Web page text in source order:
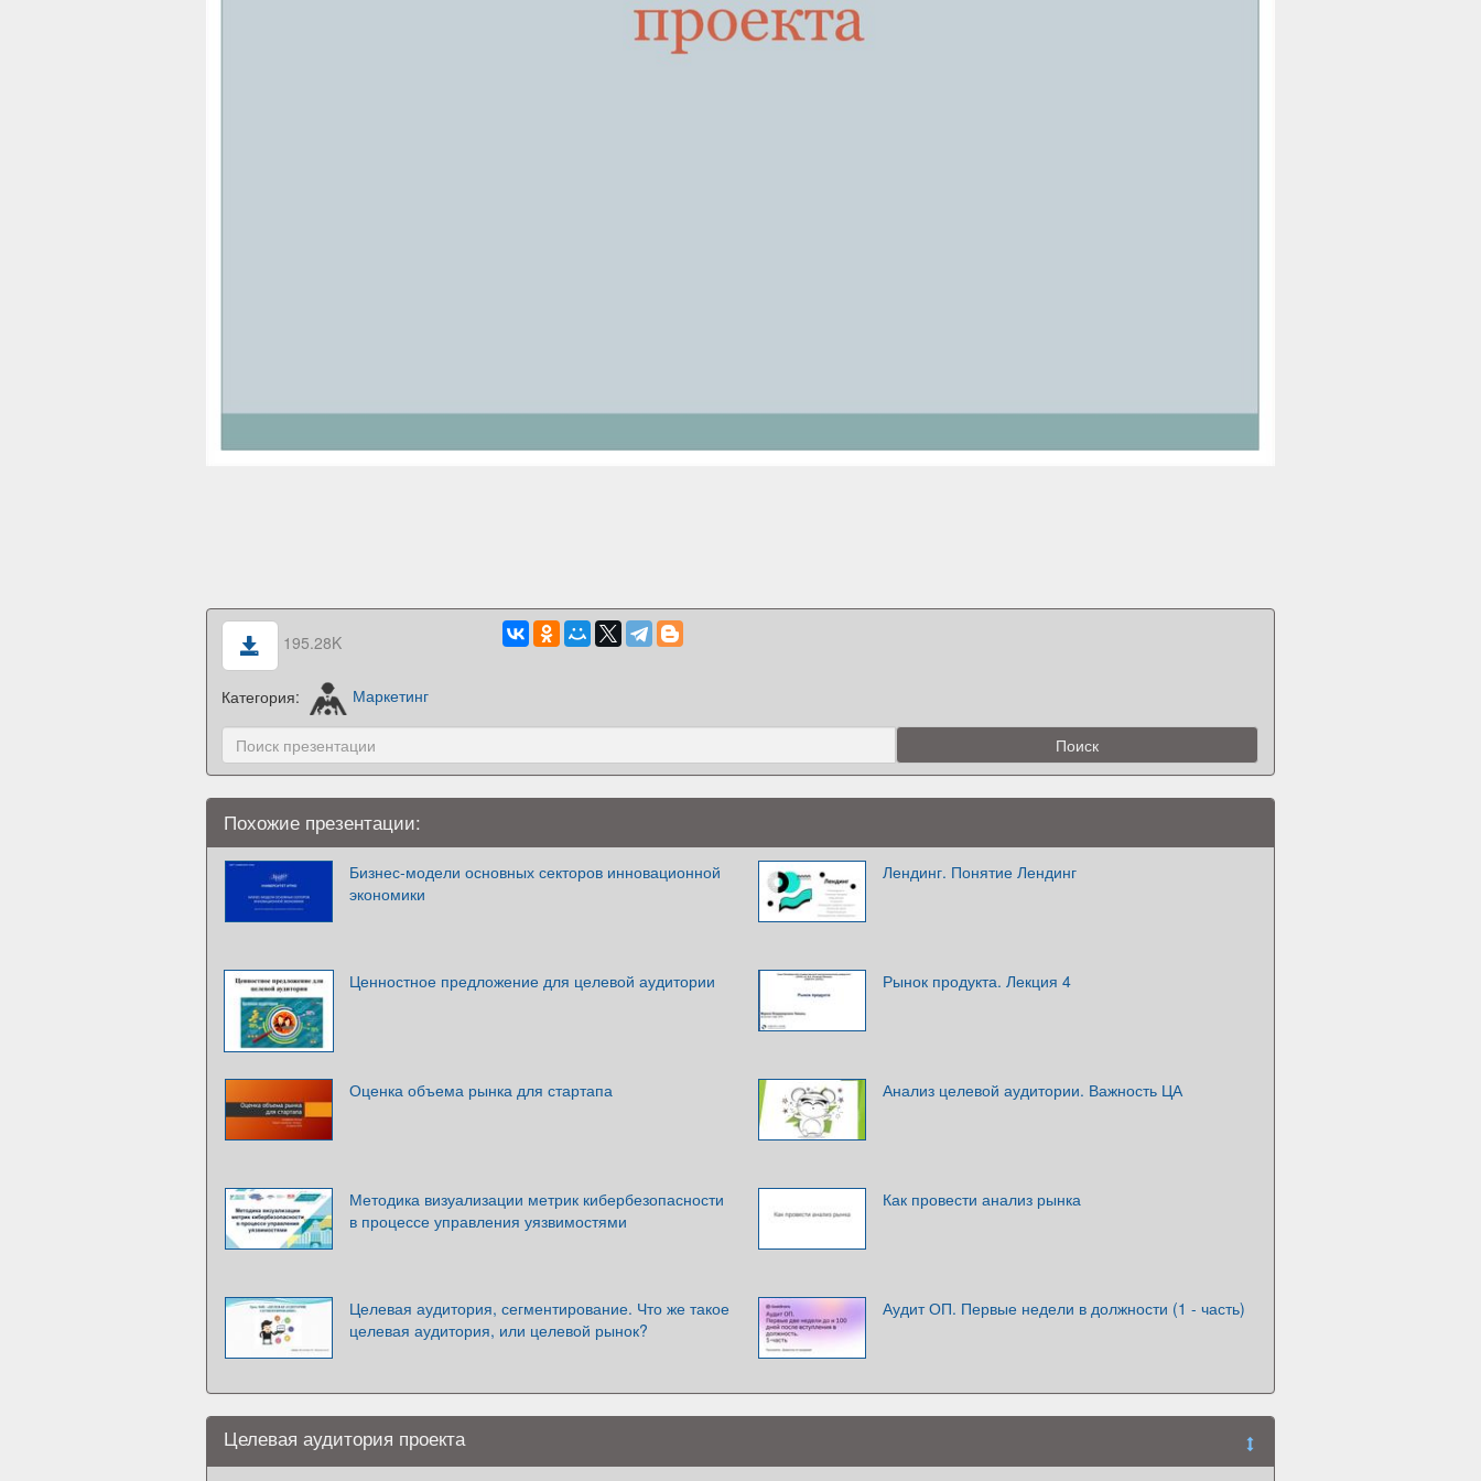
195.28K
Категория: Маркетинг
Похожие презентации:
Бизнес-модели основных секторов инновационной
экономики
Лендинг. Понятие Лендинг
Ценностное предложение для целевой аудитории Рынок продукта. Лекция 4
Оценка объема рынка для стартапа Анализ целевой аудитории. Важность ЦА
Методика визуализации метрик кибербезопасности
в процессе управления уязвимостями
Как провести анализ рынка
Целевая аудитория, сегментирование. Что же такое
целевая аудитория, или целевой рынок?
Аудит ОП. Первые недели в должности (1 - часть)
Целевая аудитория проекта